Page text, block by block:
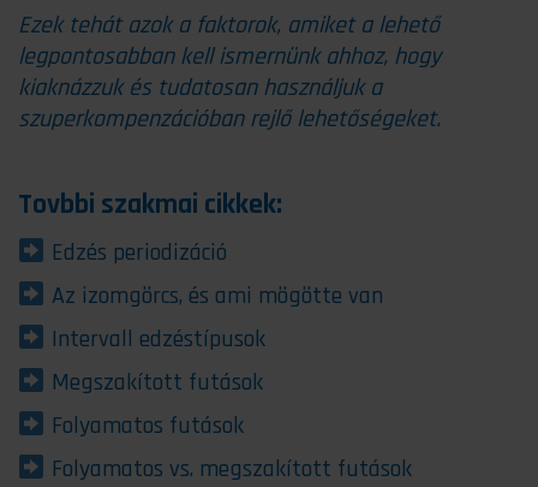
Ezek tehát azok a faktorok, amiket a lehető
legpontosabban kell ismernünk ahhoz, hogy
kiaknázzuk és tudatosan használjuk a
szuperkompenzációban rejlő lehetőségeket.
Tovbbi szakmai cikkek:
Edzés periodizáció
Az izomgörcs, és ami mögötte van
Intervall edzéstípusok
Megszakított futások
Folyamatos futások
Folyamatos vs. megszakított futások